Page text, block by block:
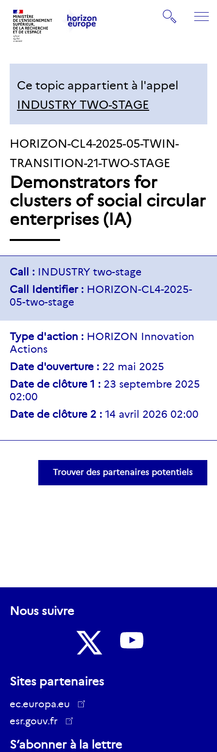
page
la
d'accueil
Rechercher
Ce topic appartient à l'appel
INDUSTRY TWO-STAGE
IDENTIFIANT
DU
TOPIC:
HORIZON-CL4-2025-05-TWIN-
TRANSITION-21-TWO-STAGE
Demonstrators for
clusters of social circular
enterprises (IA)
Type d'action : HORIZON Innovation
Actions
Date d'ouverture : 22 mai 2025
Date de clôture 1 : 23 septembre 2025
02:00
Date de clôture 2 : 14 avril 2026 02:00
Call : INDUSTRY two-stage
Call Identifier : HORIZON-CL4-2025-
05-two-stage
Trouver des partenaires potentiels
Nous suivre
suivre
sur
Sites partenaires
ec.europa.eu
esr.gouv.fr
ec.europa.eu
S’abonner à la lettre